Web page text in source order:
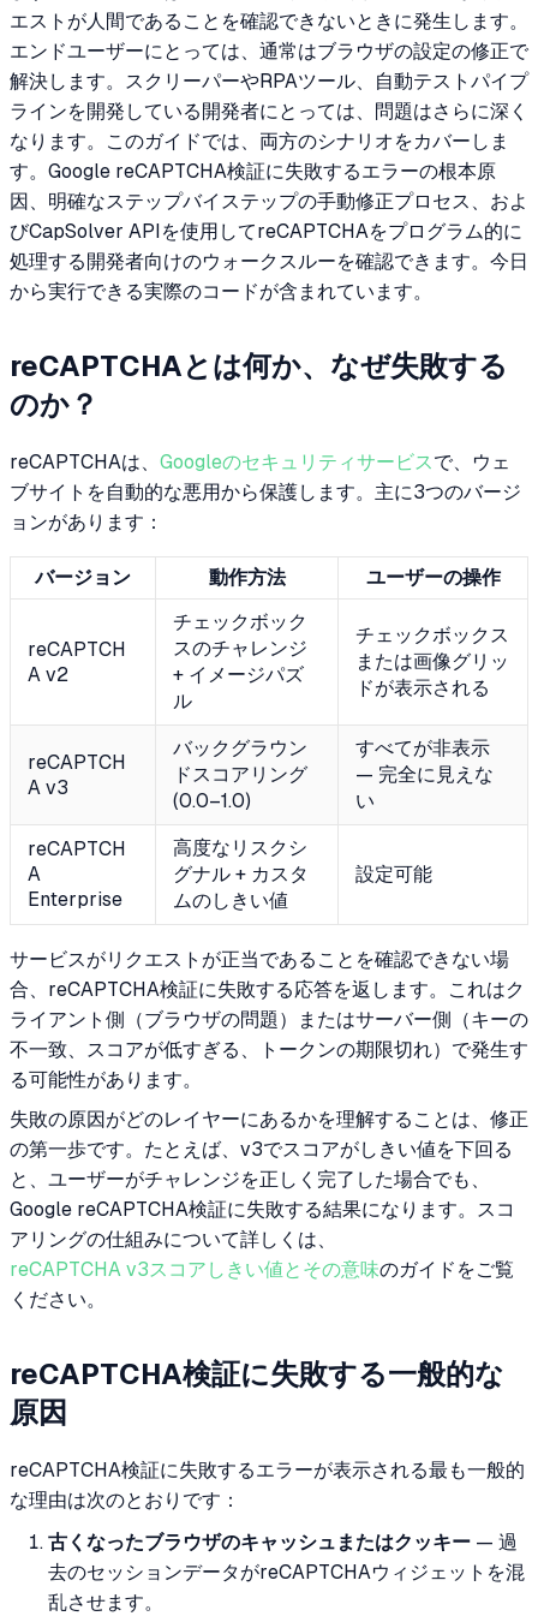
エストが人間であることを確認できないときに発生します。
エンドユーザーにとっては、通常はブラウザの設定の修正で
解決します。スクリーパーやRPAツール、自動テストパイプ
ラインを開発している開発者にとっては、問題はさらに深く
なります。このガイドでは、両方のシナリオをカバーしま
す。Google reCAPTCHA検証に失敗するエラーの根本原
因、明確なステップバイステップの手動修正プロセス、およ
びCapSolver APIを使用してreCAPTCHAをプログラム的に
処理する開発者向けのウォークスルーを確認できます。今日
から実行できる実際のコードが含まれています。
reCAPTCHAとは何か、なぜ失敗する
のか？
reCAPTCHAは、 Googleのセキュリティサービスで、ウェ
ブサイトを自動的な悪用から保護します。主に3つのバージ
ョンがあります：
バージョン 動作方法 ユーザーの操作
reCAPTCH
A v2
チェックボック
スのチャレンジ
+ イメージパズ
ル
チェックボックス
または画像グリッ
ドが表示される
reCAPTCH
A v3
バックグラウン
ドスコアリング
(0.0–1.0)
すべてが非表示
— 完全に見えな
い
reCAPTCH
A
Enterprise
高度なリスクシ
グナル + カスタ
ムのしきい値
設定可能
サービスがリクエストが正当であることを確認できない場
合、reCAPTCHA検証に失敗する応答を返します。これはク
ライアント側（ブラウザの問題）またはサーバー側（キーの
不一致、スコアが低すぎる、トークンの期限切れ）で発生す
る可能性があります。
失敗の原因がどのレイヤーにあるかを理解することは、修正
の第一歩です。たとえば、v3でスコアがしきい値を下回る
と、ユーザーがチャレンジを正しく完了した場合でも、
Google reCAPTCHA検証に失敗する結果になります。スコ
アリングの仕組みについて詳しくは、
reCAPTCHA v3スコアしきい値とその意味のガイドをご覧
ください。
reCAPTCHA検証に失敗する一般的な
原因
reCAPTCHA検証に失敗するエラーが表示される最も一般的
な理由は次のとおりです：
古くなったブラウザのキャッシュまたはクッキー — 過
去のセッションデータがreCAPTCHAウィジェットを混
乱させます。